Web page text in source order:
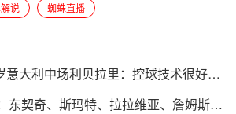
说 蜘蛛直播
意大利中场利贝拉里：控球技术很好，
东契奇、斯玛特、拉拉维亚、詹姆斯、